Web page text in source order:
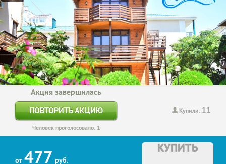
Купили: 11
Акция завершилась
ПОВТОРИТЬ АКЦИЮ
Человек проголосовало: 1
от 477 руб.
КУПИТЬ